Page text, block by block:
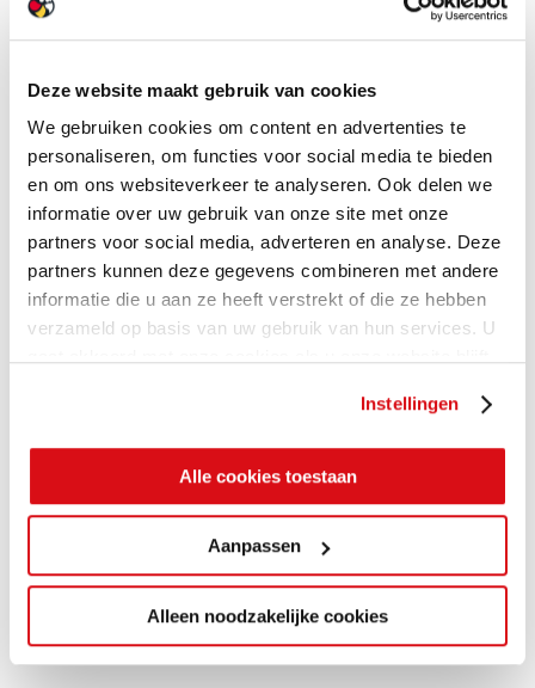
Deze website maakt gebruik van cookies
We gebruiken cookies om content en advertenties te
personaliseren, om functies voor social media te bieden
en om ons websiteverkeer te analyseren. Ook delen we
informatie over uw gebruik van onze site met onze
partners voor social media, adverteren en analyse. Deze
partners kunnen deze gegevens combineren met andere
informatie die u aan ze heeft verstrekt of die ze hebben
verzameld op basis van uw gebruik van hun services. U
Instellingen
Alle cookies toestaan
Aanpassen
Alleen noodzakelijke cookies